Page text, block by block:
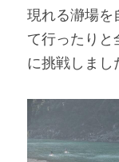
現れる瀞場を
て行ったり
に挑戦しまし